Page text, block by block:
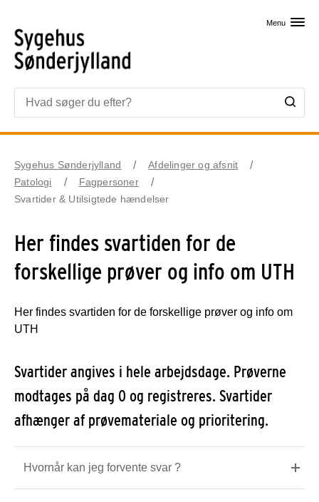
Menu
Sygehus Sønderjylland
Afdelinger og afsnit
Patologi
Fagpersoner
Svartider & Utilsigtede hændelser
Her findes svartiden for de
forskellige prøver og info om UTH
Her findes svartiden for de forskellige prøver og info om
UTH
Svartider angives i hele arbejdsdage. Prøverne
modtages på dag 0 og registreres. Svartider
afhænger af prøvemateriale og prioritering.
Hvornår kan jeg forvente svar ?